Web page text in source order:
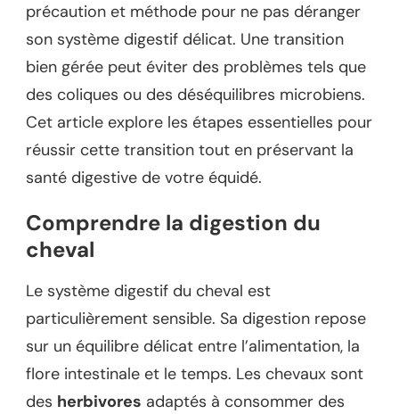
précaution et méthode pour ne pas déranger
son système digestif délicat. Une transition
bien gérée peut éviter des problèmes tels que
des coliques ou des déséquilibres microbiens.
Cet article explore les étapes essentielles pour
réussir cette transition tout en préservant la
santé digestive de votre équidé.
Comprendre la digestion du
cheval
Le système digestif du cheval est
particulièrement sensible. Sa digestion repose
sur un équilibre délicat entre l’alimentation, la
flore intestinale et le temps. Les chevaux sont
des herbivores adaptés à consommer des